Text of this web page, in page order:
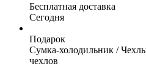
Бесплатная доставка
Сегодня
Подарок
Сумка-холодильник /
чехлов